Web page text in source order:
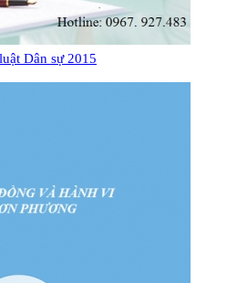
Dân sự 2015